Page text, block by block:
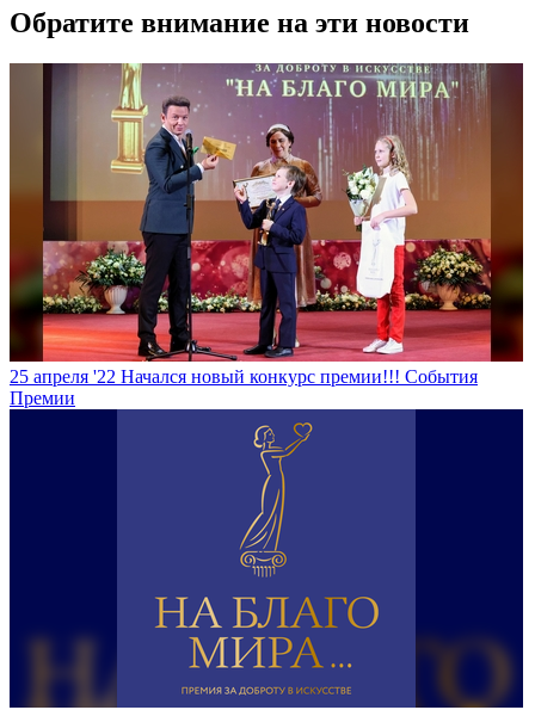
Обратите внимание на эти новости
25 апреля '22 Начался новый конкурс премии!!! События
Премии